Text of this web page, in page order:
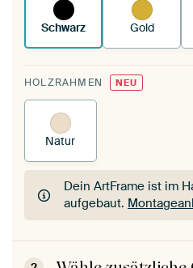
Schwarz Gold
HOLZRAHMEN NEU
Natur
Dein ArtFrame ist im
aufgebaut.
Dein ArtFrame ist im
aufgebaut.